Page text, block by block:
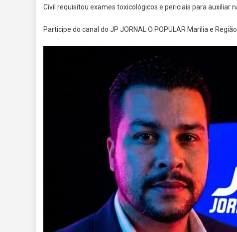
Civil requisitou exames toxicológicos e periciais para auxiliar
Participe do canal do JP JORNAL O POPULAR Marília e